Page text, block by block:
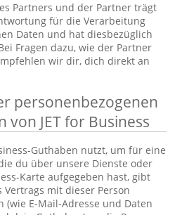
Partners und der Partner trägt
für die Verarbeitung
Daten und hat diesbezüglich
Fragen dazu, wie der Partner
wir dir, dich direkt an
personenbezogenen
von JET for Business
Guthaben nutzt, um für eine
du über unsere Dienste oder
Karte aufgegeben hast, gibt
Vertrags mit dieser Person
(wie E-Mail-Adresse und Daten